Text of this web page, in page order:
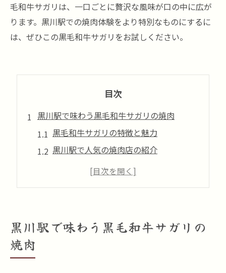
毛和牛サガリは、一口ごとに贅沢な風味が口の中に広が
ります。黒川駅での焼肉体験をより特別なものにするに
は、ぜひこの黒毛和牛サガリをお試しください。
目次
黒川駅で味わう黒毛和牛サガリの焼肉
黒毛和牛サガリの特徴と魅力
黒川駅で人気の焼肉店の紹介
サガリを美味しく味わうためのコツ
焼肉好き必見！黒川駅で楽しむサガリ
黒川駅で味わう黒毛和牛サガリの
焼肉